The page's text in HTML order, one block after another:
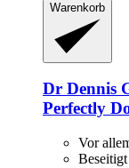
Warenkorb
Dr Dennis
Perfectly
Vor